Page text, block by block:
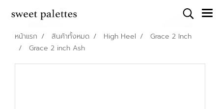
หน้าแรก สินค้าทั้งหมด High Heel
Grace 2 Inch
Grace 2 inch Ash